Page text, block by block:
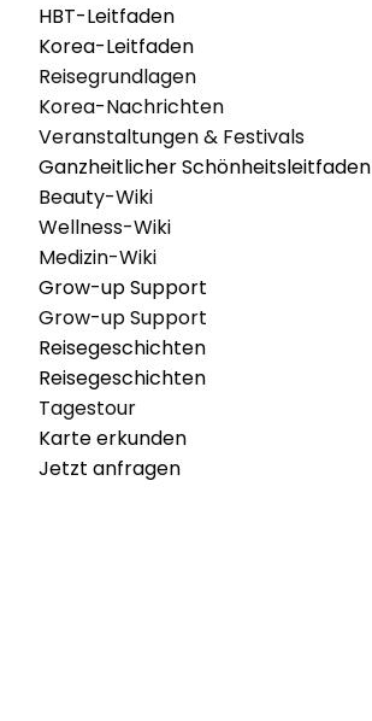
HBT-Leitfaden
Korea-Leitfaden
Reisegrundlagen
Korea-Nachrichten
Veranstaltungen & Festivals
Ganzheitlicher Schönheitsleitfaden
Beauty-Wiki
Wellness-Wiki
Medizin-Wiki
Grow-up Support
Grow-up Support
Reisegeschichten
Reisegeschichten
Tagestour
Karte erkunden
Jetzt anfragen